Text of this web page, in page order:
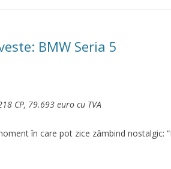
BMW Seria 5
CP, 79.693 euro cu TVA
în care pot zice zâmbind nostalgic: